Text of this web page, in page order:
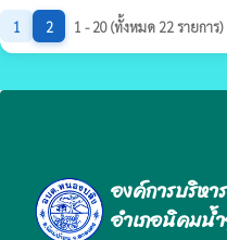
1 2 1 - 20 (ทั้งหมด 22 รายการ)
องค์การบริห
อำเภอนิคมน้